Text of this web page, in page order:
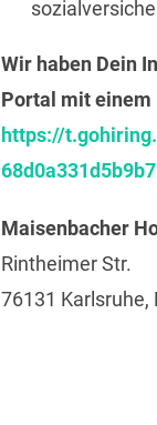
Wir haben Dein
Portal mit einem
https://
Maisenbacher
Rintheimer Str.
76131 Karlsruhe,